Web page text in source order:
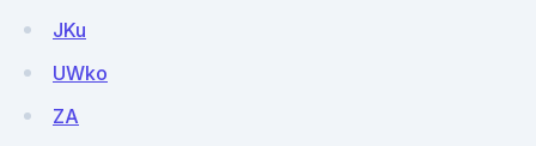
JKu
UWko
ZA